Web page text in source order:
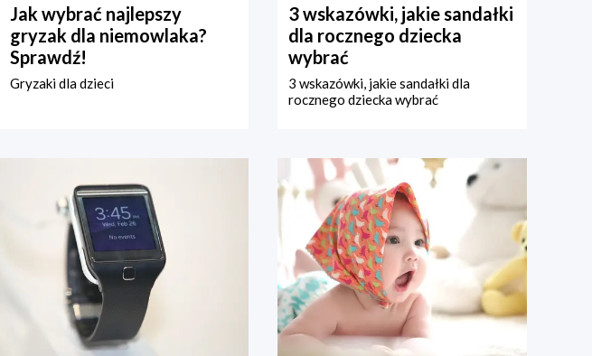
Jak wybrać najlepszy
gryzak dla niemowlaka?
Sprawdź!
Gryzaki dla dzieci
3 wskazówki, jakie sandałki
dla rocznego dziecka
wybrać
3 wskazówki, jakie sandałki dla
rocznego dziecka wybrać